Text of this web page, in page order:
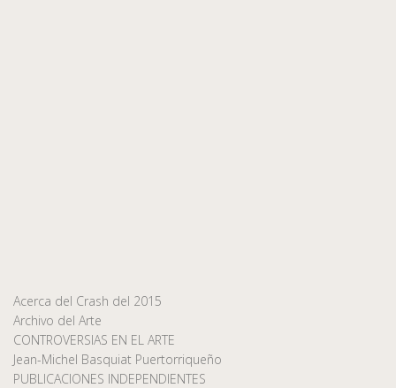
Acerca del Crash del 2015
Archivo del Arte
CONTROVERSIAS EN EL ARTE
Jean-Michel Basquiat Puertorriqueño
PUBLICACIONES INDEPENDIENTES